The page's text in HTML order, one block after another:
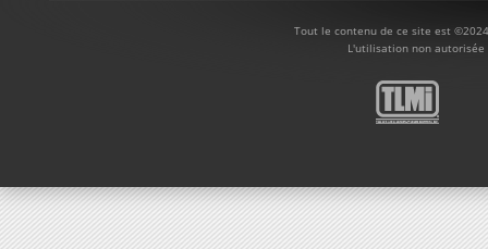
Tout le contenu de ce site est
L'utilisation non